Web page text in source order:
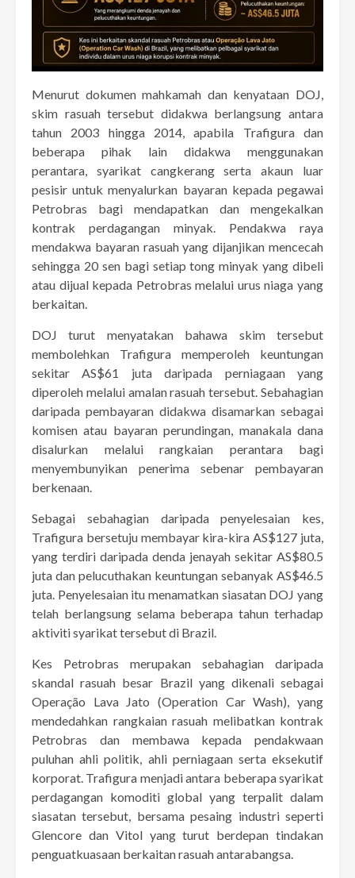
Menurut dokumen mahkamah dan kenyataan DOJ,
skim rasuah tersebut didakwa berlangsung antara
tahun 2003 hingga 2014, apabila Trafigura dan
beberapa pihak lain didakwa menggunakan
perantara, syarikat cangkerang serta akaun luar
pesisir untuk menyalurkan bayaran kepada pegawai
Petrobras bagi mendapatkan dan mengekalkan
kontrak perdagangan minyak. Pendakwa raya
mendakwa bayaran rasuah yang dijanjikan mencecah
sehingga 20 sen bagi setiap tong minyak yang dibeli
atau dijual kepada Petrobras melalui urus niaga yang
berkaitan.
DOJ turut menyatakan bahawa skim tersebut
membolehkan Trafigura memperoleh keuntungan
sekitar AS$61 juta daripada perniagaan yang
diperoleh melalui amalan rasuah tersebut. Sebahagian
daripada pembayaran didakwa disamarkan sebagai
komisen atau bayaran perundingan, manakala dana
disalurkan melalui rangkaian perantara bagi
menyembunyikan penerima sebenar pembayaran
berkenaan.
Sebagai sebahagian daripada penyelesaian kes,
Trafigura bersetuju membayar kira-kira AS$127 juta,
yang terdiri daripada denda jenayah sekitar AS$80.5
juta dan pelucuthakan keuntungan sebanyak AS$46.5
juta. Penyelesaian itu menamatkan siasatan DOJ yang
telah berlangsung selama beberapa tahun terhadap
aktiviti syarikat tersebut di Brazil.
Kes Petrobras merupakan sebahagian daripada
skandal rasuah besar Brazil yang dikenali sebagai
Operação Lava Jato (Operation Car Wash), yang
mendedahkan rangkaian rasuah melibatkan kontrak
Petrobras dan membawa kepada pendakwaan
puluhan ahli politik, ahli perniagaan serta eksekutif
korporat. Trafigura menjadi antara beberapa syarikat
perdagangan komoditi global yang terpalit dalam
siasatan tersebut, bersama pesaing industri seperti
Glencore dan Vitol yang turut berdepan tindakan
penguatkuasaan berkaitan rasuah antarabangsa.